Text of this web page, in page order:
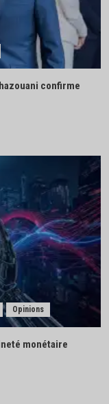
confirme
Opinions
monétaire